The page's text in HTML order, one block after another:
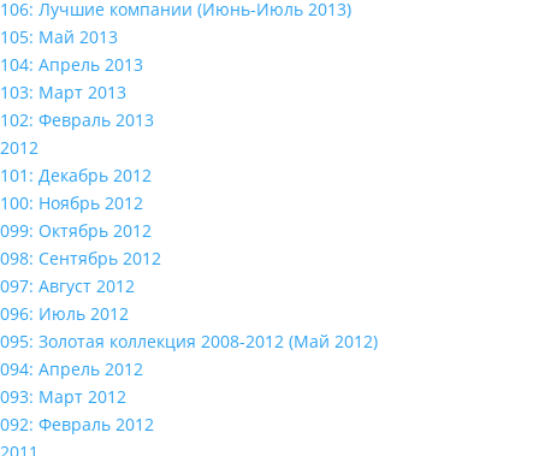
106: Лучшие компании (Июнь-Июль 2013)
105: Май 2013
104: Апрель 2013
103: Март 2013
102: Февраль 2013
2012
101: Декабрь 2012
100: Ноябрь 2012
099: Октябрь 2012
098: Сентябрь 2012
097: Август 2012
096: Июль 2012
095: Золотая коллекция 2008-2012 (Май 2012)
094: Апрель 2012
093: Март 2012
092: Февраль 2012